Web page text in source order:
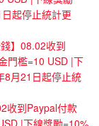
起停止統計更
】08.02收到
門檻=10 USD |下
8月21日起停止統
收到Paypal付款